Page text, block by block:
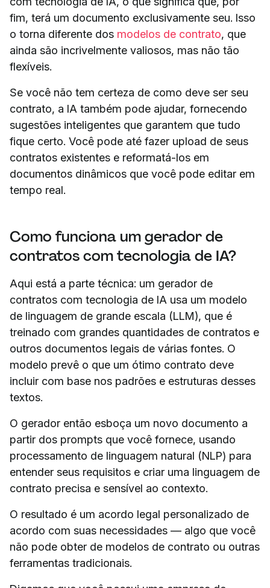
fim, terá um documento exclusivamente seu. Isso
o torna diferente dos modelos de contrato, que
ainda são incrivelmente valiosos, mas não tão
flexíveis.
Se você não tem certeza de como deve ser seu
contrato, a IA também pode ajudar, fornecendo
sugestões inteligentes que garantem que tudo
fique certo. Você pode até fazer upload de seus
contratos existentes e reformatá-los em
documentos dinâmicos que você pode editar em
tempo real.
Como funciona um gerador de
contratos com tecnologia de IA?
Aqui está a parte técnica: um gerador de
contratos com tecnologia de IA usa um modelo
de linguagem de grande escala (LLM), que é
treinado com grandes quantidades de contratos e
outros documentos legais de várias fontes. O
modelo prevê o que um ótimo contrato deve
incluir com base nos padrões e estruturas desses
textos.
O gerador então esboça um novo documento a
partir dos prompts que você fornece, usando
processamento de linguagem natural (NLP) para
entender seus requisitos e criar uma linguagem de
contrato precisa e sensível ao contexto.
O resultado é um acordo legal personalizado de
acordo com suas necessidades — algo que você
não pode obter de modelos de contrato ou outras
ferramentas tradicionais.